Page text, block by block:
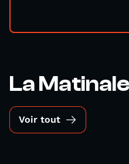
La
Voir tout